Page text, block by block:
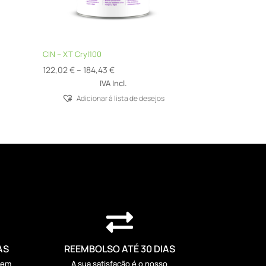
CIN – XT Cryl100
122,02€ – 184,43€Price
range:
122,02 €
IVA Incl.
Adicionar á lista de desejos

REEMBOLSO ATÉ 30 DIAS
A sua satisfação é o nosso